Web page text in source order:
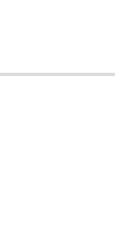
OR
OR
IS
OF
IMPLIED,